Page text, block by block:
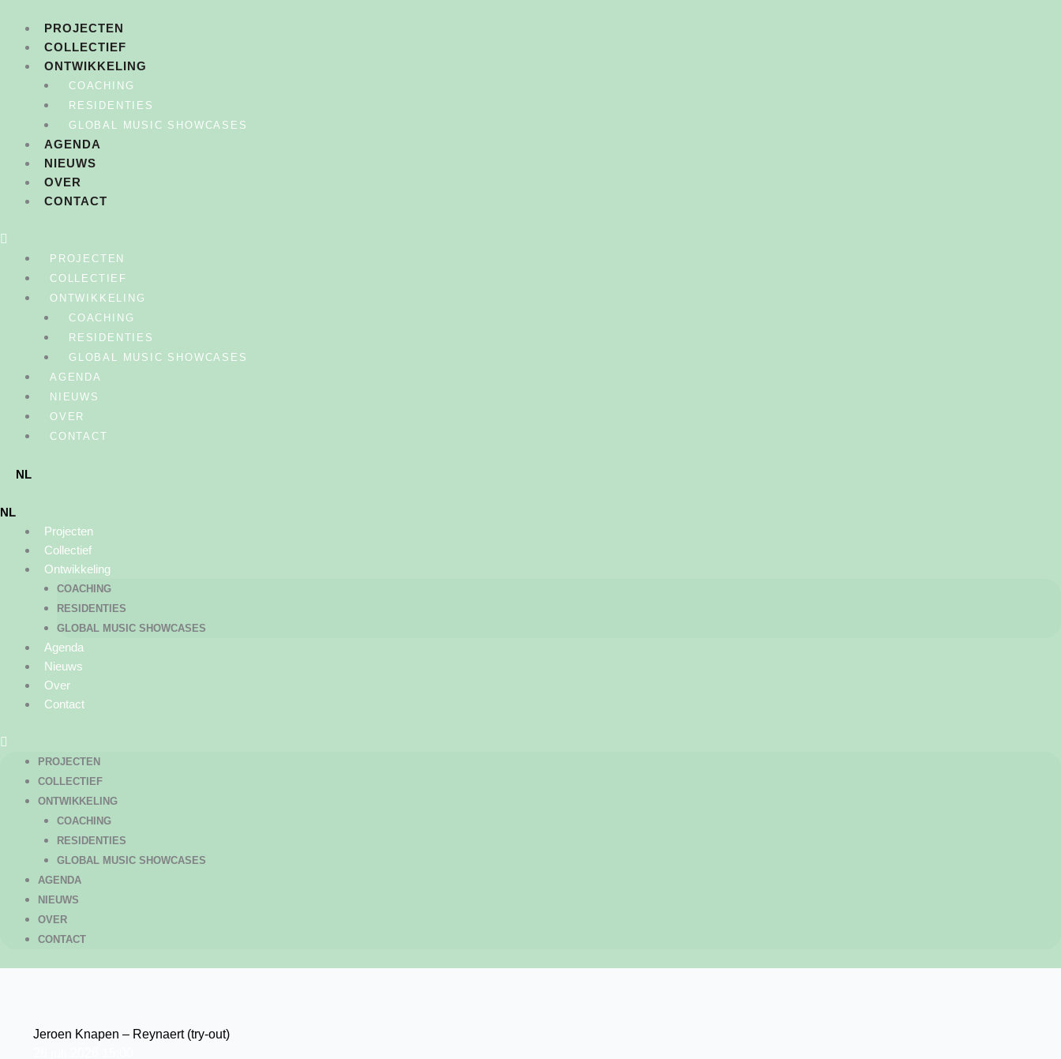
inhoud
PROJECTEN
COLLECTIEF
ONTWIKKELING
COACHING
RESIDENTIES
GLOBAL MUSIC SHOWCASES
AGENDA
NIEUWS
OVER
CONTACT
PROJECTEN
COLLECTIEF
ONTWIKKELING
COACHING
RESIDENTIES
GLOBAL MUSIC SHOWCASES
AGENDA
NIEUWS
OVER
CONTACT
NL
NL
Projecten
Collectief
Ontwikkeling
COACHING
RESIDENTIES
GLOBAL MUSIC SHOWCASES
Agenda
Nieuws
Over
Contact
PROJECTEN
COLLECTIEF
ONTWIKKELING
COACHING
RESIDENTIES
GLOBAL MUSIC SHOWCASES
AGENDA
NIEUWS
OVER
CONTACT
Jeroen Knapen – Reynaert (try-out)